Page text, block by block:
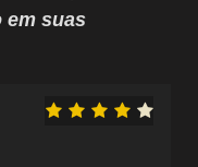
em suas